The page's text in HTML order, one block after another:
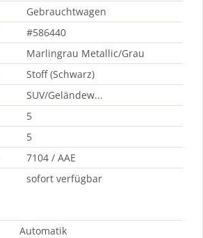
Gebrauchtwagen
#586440
Marlingrau Metallic/Grau
Stoff (Schwarz)
SUV/Geländew...
5
5
7104 / AAE
sofort verfügbar
Automatik